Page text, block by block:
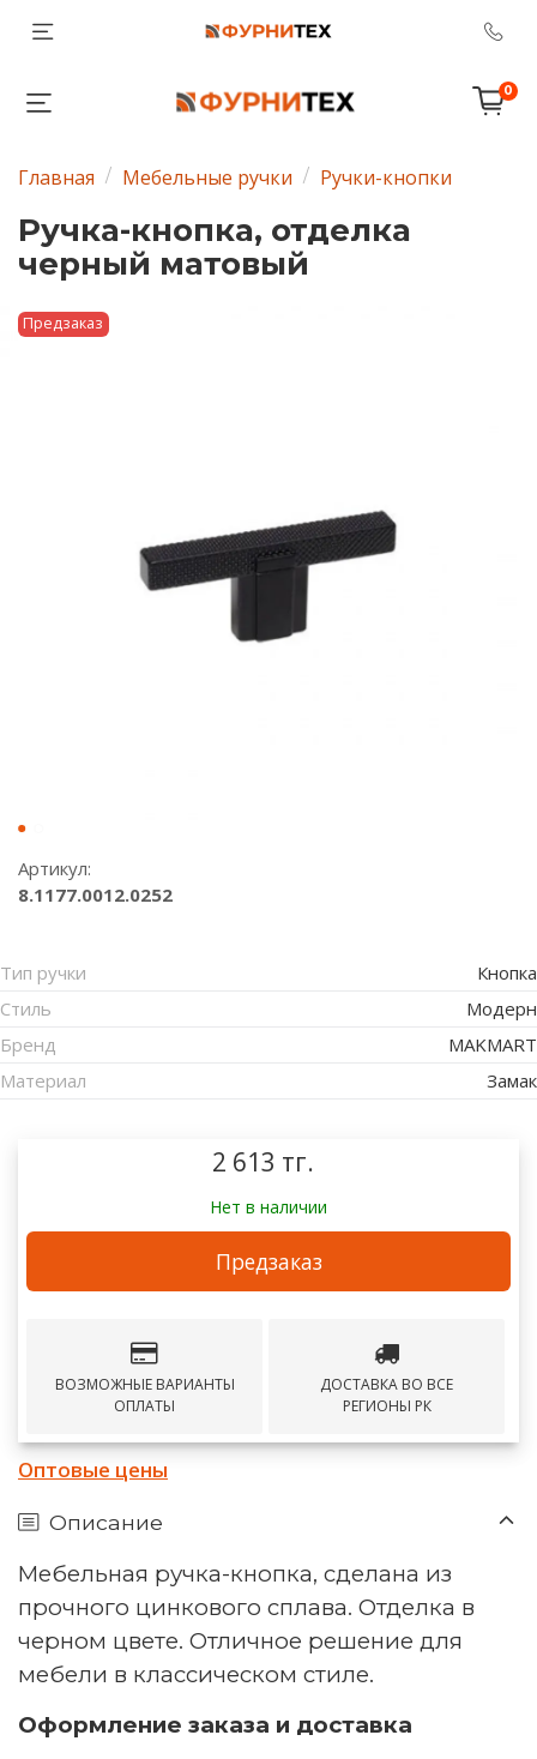
0
Главная Мебельные ручки Ручки-кнопки
Ручка-кнопка, отделка
черный матовый
Предзаказ
Артикул:
8.1177.0012.0252
Тип ручки
Кнопка
Стиль
Модерн
Бренд
MAKMART
Материал
Замак
2 613 тг.
Нет в наличии
Предзаказ
ВОЗМОЖНЫЕ ВАРИАНТЫ
ОПЛАТЫ
ДОСТАВКА ВО ВСЕ
РЕГИОНЫ РК
Оптовые цены
Описание
Мебельная ручка-кнопка, сделана из
прочного цинкового сплава. Отделка в
черном цвете. Отличное решение для
мебели в классическом стиле.
Оформление заказа и доставка